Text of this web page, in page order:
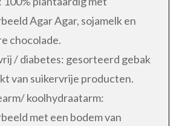
Agar Agar, sojamelk en
chocolade.
/ diabetes: gesorteerd gebak
van suikervrije producten.
koolhydraatarm:
met een bodem van